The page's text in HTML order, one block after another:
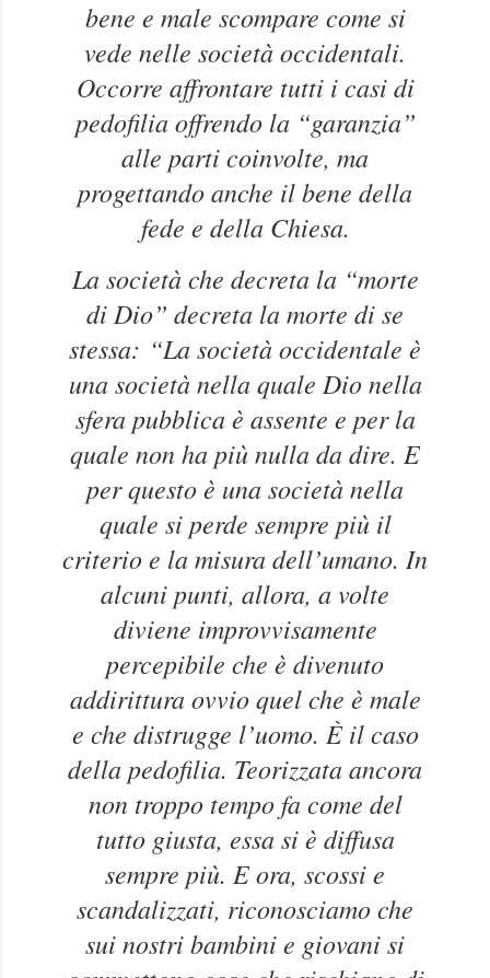
bene e male scompare come si
vede nelle società occidentali.
Occorre affrontare tutti i casi di
pedofilia offrendo la “garanzia”
alle parti coinvolte, ma
progettando anche il bene della
fede e della Chiesa.
La società che decreta la “morte
di Dio” decreta la morte di se
stessa: “La società occidentale è
una società nella quale Dio nella
sfera pubblica è assente e per la
quale non ha più nulla da dire. E
per questo è una società nella
quale si perde sempre più il
criterio e la misura dell’umano. In
alcuni punti, allora, a volte
diviene improvvisamente
percepibile che è divenuto
addirittura ovvio quel che è male
e che distrugge l’uomo. È il caso
della pedofilia. Teorizzata ancora
non troppo tempo fa come del
tutto giusta, essa si è diffusa
sempre più. E ora, scossi e
scandalizzati, riconosciamo che
sui nostri bambini e giovani si